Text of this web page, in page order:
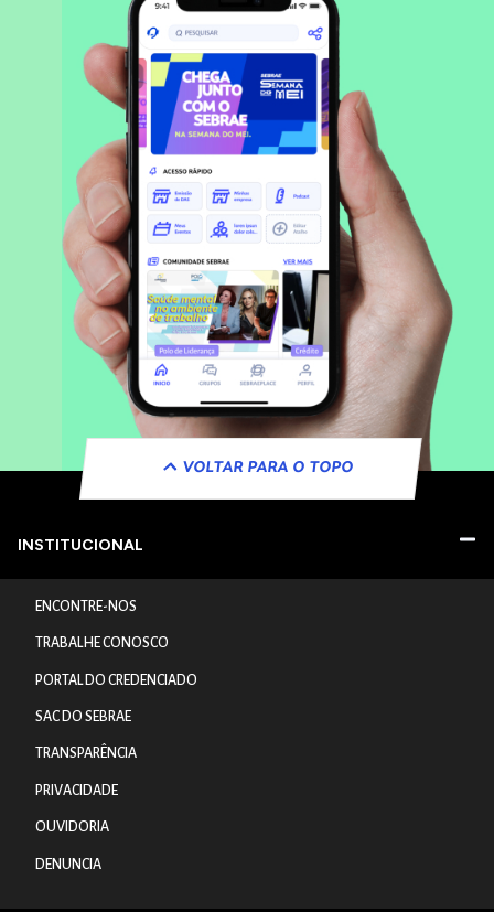
VOLTAR PARA O TOPO
INSTITUCIONAL
ENCONTRE-NOS
TRABALHE CONOSCO
PORTAL DO CREDENCIADO
SAC DO SEBRAE
TRANSPARÊNCIA
PRIVACIDADE
OUVIDORIA
DENUNCIA